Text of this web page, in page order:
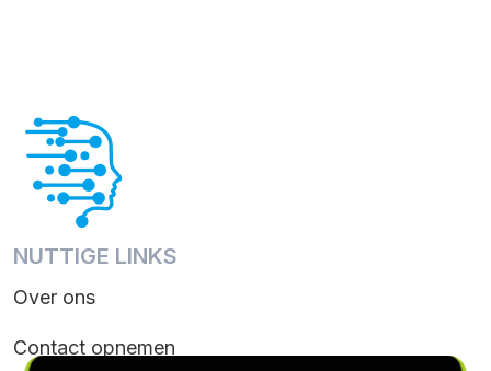
NUTTIGE LINKS
Over ons
Contact opnemen